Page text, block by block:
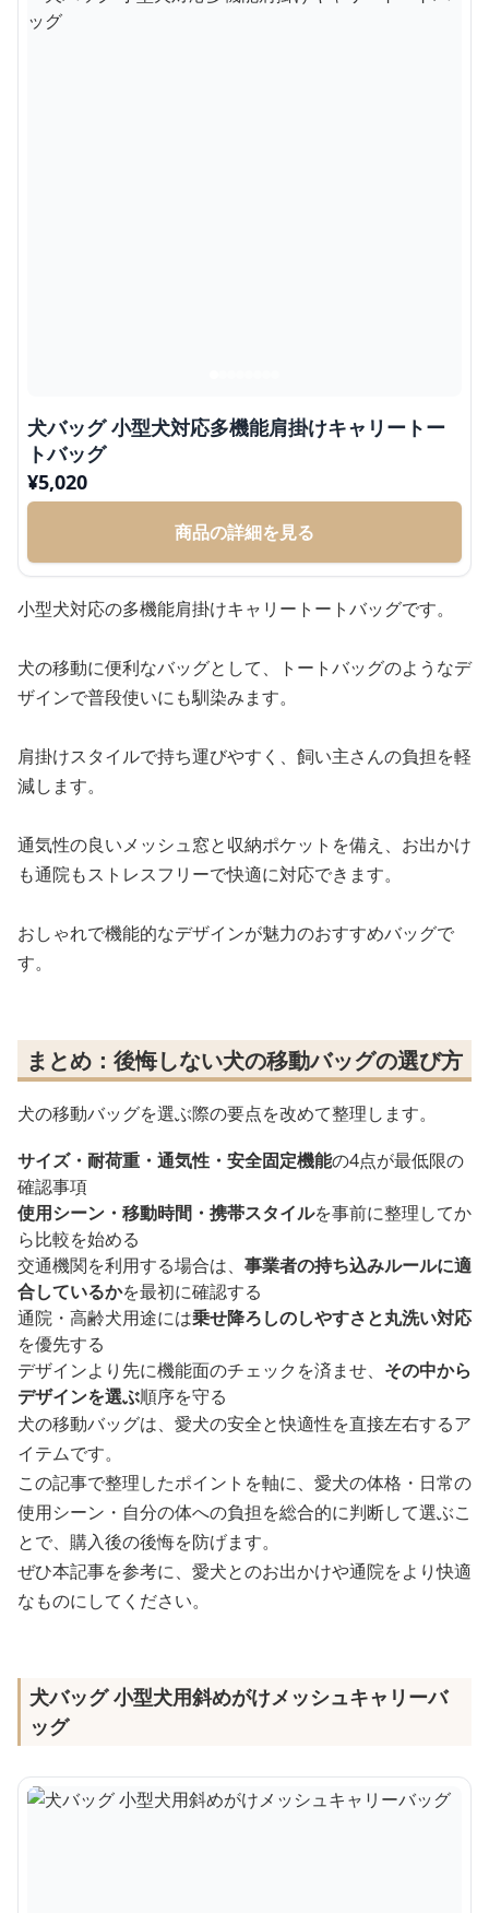
犬バッグ 小型犬対応多機能肩掛けキャリートー
トバッグ
¥5,020
商品の詳細を見る
小型犬対応の多機能肩掛けキャリートートバッグです。
犬の移動に便利なバッグとして、トートバッグのようなデ
ザインで普段使いにも馴染みます。
肩掛けスタイルで持ち運びやすく、飼い主さんの負担を軽
減します。
通気性の良いメッシュ窓と収納ポケットを備え、お出かけ
も通院もストレスフリーで快適に対応できます。
おしゃれで機能的なデザインが魅力のおすすめバッグで
す。
まとめ：後悔しない犬の移動バッグの選び方
犬の移動バッグを選ぶ際の要点を改めて整理します。
サイズ・耐荷重・通気性・安全固定機能の4点が最低限の
確認事項
使用シーン・移動時間・携帯スタイルを事前に整理してか
ら比較を始める
交通機関を利用する場合は、 事業者の持ち込みルールに適
合しているかを最初に確認する
通院・高齢犬用途には乗せ降ろしのしやすさと丸洗い対応
を優先する
デザインより先に機能面のチェックを済ませ、 その中から
デザインを選ぶ順序を守る
犬の移動バッグは、愛犬の安全と快適性を直接左右するア
イテムです。
この記事で整理したポイントを軸に、愛犬の体格・日常の
使用シーン・自分の体への負担を総合的に判断して選ぶこ
とで、購入後の後悔を防げます。
ぜひ本記事を参考に、愛犬とのお出かけや通院をより快適
なものにしてください。
犬バッグ 小型犬用斜めがけメッシュキャリーバ
ッグ